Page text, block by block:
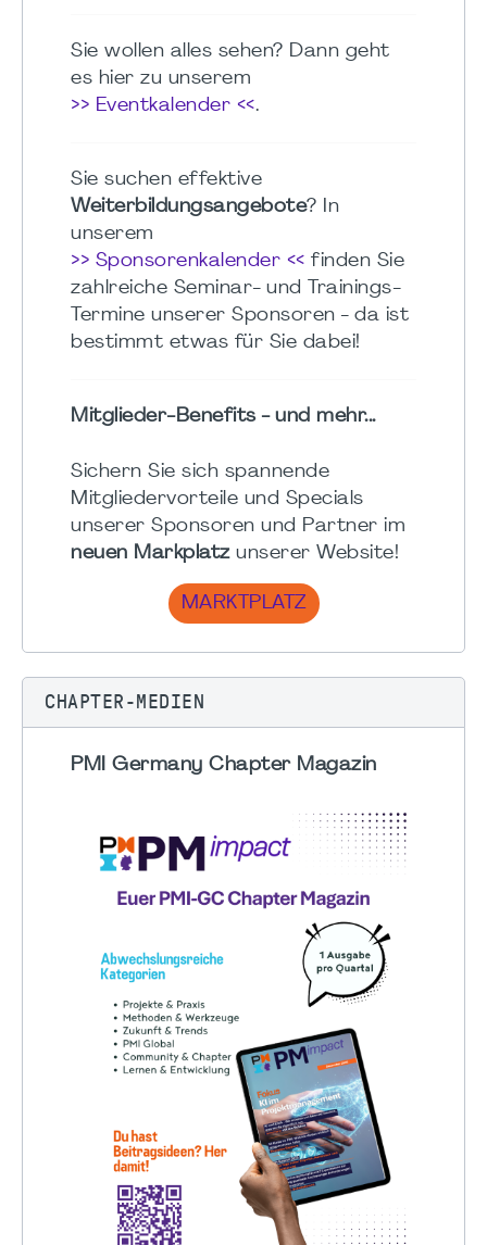
Sie wollen alles sehen? Dann geht
es hier zu unserem
>> Eventkalender <<.
Sie suchen effektive
Weiterbildungsangebote? In
unserem
>> Sponsorenkalender << finden Sie
zahlreiche Seminar- und Trainings-
Termine unserer Sponsoren - da ist
bestimmt etwas für Sie dabei!
Mitglieder-Benefits - und mehr...
Sichern Sie sich spannende
Mitgliedervorteile und Specials
unserer Sponsoren und Partner im
neuen Markplatzunserer Website!
MARKTPLATZ
CHAPTER-MEDIEN
PMI Germany Chapter Magazin